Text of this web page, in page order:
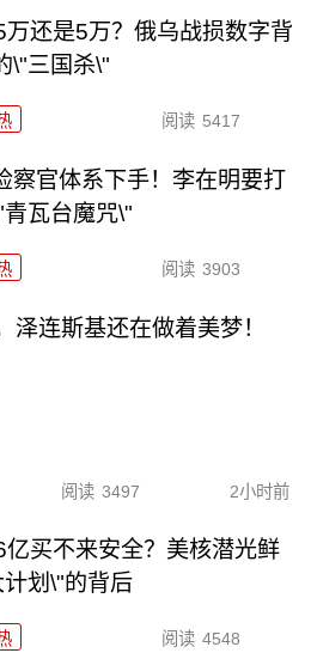
万还是5万？俄乌战损数字背
\"三国杀\"
阅读 5417
察官体系下手！李在明要打
青瓦台魔咒\"
阅读 3903
泽连斯基还在做着美梦！
阅读 3497 2小时前
亿买不来安全？美核潜光鲜
计划\"的背后
阅读 4548